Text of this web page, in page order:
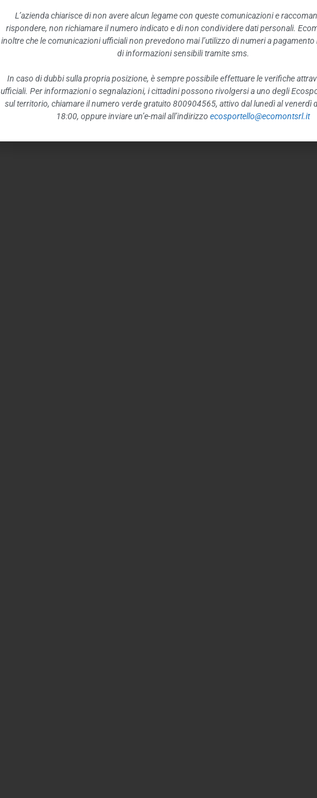
L’azienda chiarisce di non avere alcun legame con queste comunicazioni e
rispondere, non richiamare il numero indicato e di non condividere dati personali.
inoltre che le comunicazioni ufficiali non prevedono mai l’utilizzo di numeri a pagamento
di informazioni sensibili tramite sms.
In caso di dubbi sulla propria posizione, è sempre possibile effettuare le verifiche
ufficiali. Per informazioni o segnalazioni, i cittadini possono rivolgersi a uno degli
sul territorio, chiamare il numero verde gratuito 800904565, attivo dal lunedì al venerdì
18:00, oppure inviare un’e-mail all’indirizzo ecosportello@ecomontsrl.it